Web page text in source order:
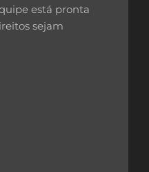
está pronta
sejam